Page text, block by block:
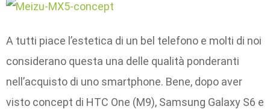
A tutti piace l’estetica di un bel telefono e molti di noi
considerano questa una delle qualità ponderanti
nell’acquisto di uno smartphone. Bene, dopo aver
visto concept di HTC One (M9), Samsung Galaxy S6 e